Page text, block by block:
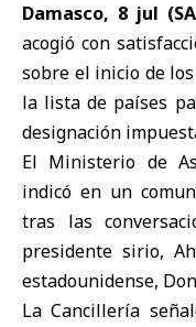
Damasco, 8 jul
acogió con
sobre el inicio de
la lista de países
designación
El Ministerio de
indicó en un
tras las
presidente sirio,
estadounidense,
La Cancillería